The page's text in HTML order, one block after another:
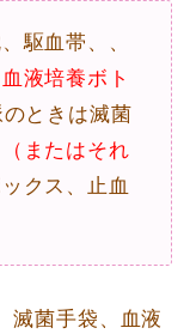
駆血帯、、
血液培養ボト
ときは滅菌
またはそれ
クス、止血
滅菌手袋、血液